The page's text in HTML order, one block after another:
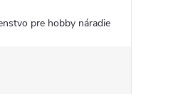
pre hobby náradie